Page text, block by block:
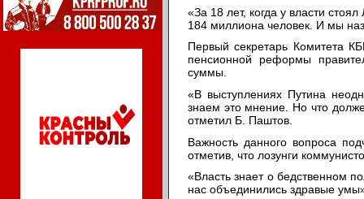
«За 18 лет, когда у власти
184 миллиона человек. И мы
Первый секретарь Комитета
пенсионной реформы
суммы.
«В выступлениях Путина
знаем это мнение. Но что
отметил Б. Паштов.
Важность данного вопроса
отметив, что лозунги
«Власть знает о бедственном
нас объединились здравые